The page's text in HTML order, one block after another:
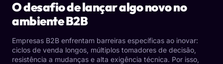
O desafio de lançar algo novo no
ambiente B2B
Empresas B2B enfrentam barreiras específicas ao inovar:
ciclos de venda longos, múltiplos tomadores de decisão,
resistência a mudanças e alta exigência técnica. Por isso,